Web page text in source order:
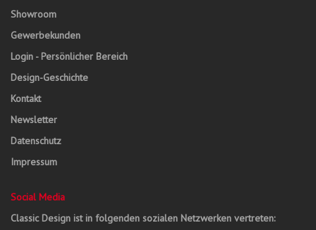
Showroom
Gewerbekunden
Login - Persönlicher Bereich
Design-Geschichte
Kontakt
Newsletter
Datenschutz
Impressum
Social Media
Classic Design ist in folgenden sozialen Netzwerken vertreten: